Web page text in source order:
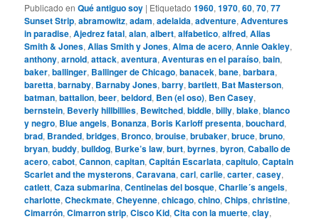
Publicado en Qué antiguo soy | Etiquetado 1960,1970,60,70,77
Sunset Strip,abramowitz,adam,adelaida,adventure,Adventures
in paradise,Ajedrez fatal,alan,albert,alfabetico,alfred,Alias
Smith & Jones,Alias Smith y Jones,Alma de acero,Annie Oakley,
anthony,arnold,attack,aventura,Aventuras en el paraíso,bain,
baker,ballinger, Ballinger de Chicago,banacek,bane,barbara,
baretta,barnaby, Barnaby Jones,barry,bartlett, Bat Masterson,
batman,battalion,beer,beldord, Ben (el oso), Ben Casey,
bernstein, Beverly hillbillies, Bewitched,biddle,billy,blake,blanco
y negro, Blue angels, Bonanza, Boris Karloff presenta,bouchard,
brad, Branded,bridges, Bronco,brouise,brubaker,bruce,bruno,
bryan,buddy,bulldog, Burke’s law,burt,byrnes,byron,Caballo de
acero,cabot,Cannon,capitan,Capitán Escarlata,capitulo,Captain
Scarlet and the mysterons,Caravana,carl,carlie,carter,casey,
catlett,Caza submarina,Centinelas del bosque,Charlie´s angels,
charlotte,Checkmate,Cheyenne,chicago,chino,Chips,christine,
Cimarrón,Cimarron strip,Cisco Kid,Cita con la muerte,clay,